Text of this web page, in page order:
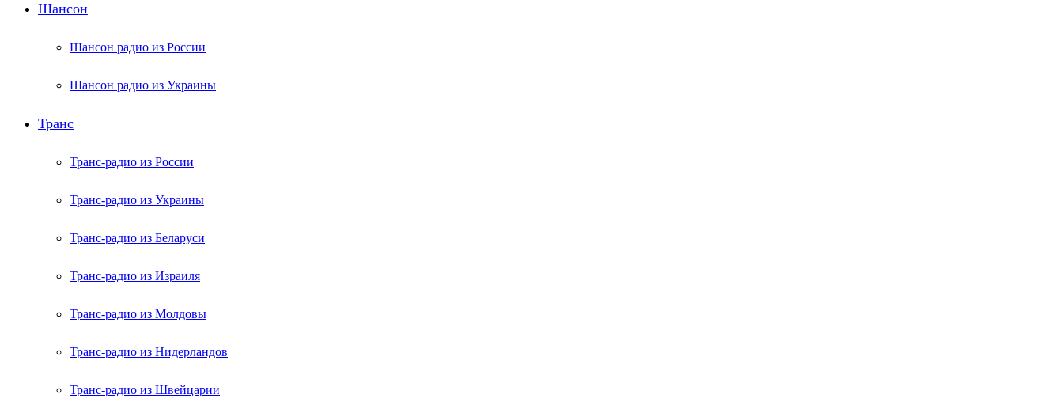
Шансон
Шансон радио из России
Шансон радио из Украины
Транс
Транс-радио из России
Транс-радио из Украины
Транс-радио из Беларуси
Транс-радио из Израиля
Транс-радио из Молдовы
Транс-радио из Нидерландов
Транс-радио из Швейцарии